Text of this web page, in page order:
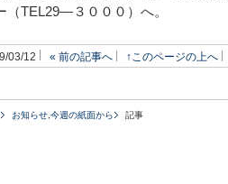
（TEL29―３０００）へ。
03/12 « 前の記事へ ↑このページの上へ
お知らせ 今週の紙面から 記事